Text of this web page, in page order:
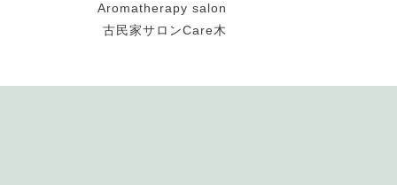
Aromatherapy salon
古民家サロンCare木